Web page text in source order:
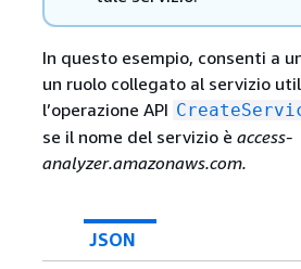
In questo esempio, consenti a
un ruolo collegato al servizio
l’operazione API
se il nome del servizio è access-
analyzer.amazonaws.com.
JSON